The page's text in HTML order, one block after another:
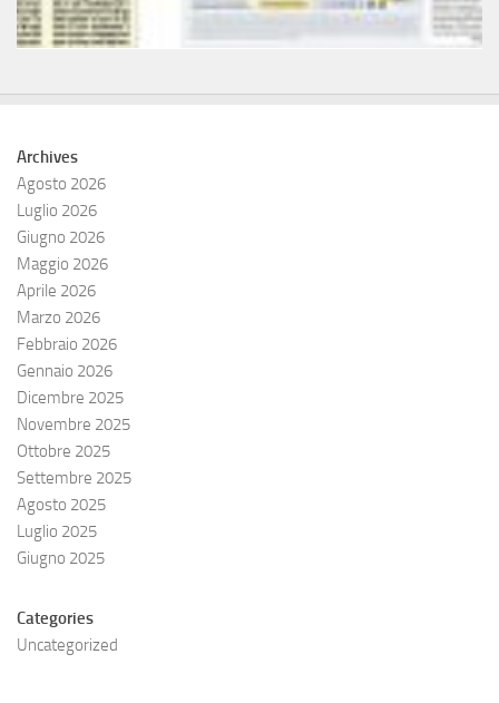
Archives
Agosto 2026
Luglio 2026
Giugno 2026
Maggio 2026
Aprile 2026
Marzo 2026
Febbraio 2026
Gennaio 2026
Dicembre 2025
Novembre 2025
Ottobre 2025
Settembre 2025
Agosto 2025
Luglio 2025
Giugno 2025
Categories
Uncategorized